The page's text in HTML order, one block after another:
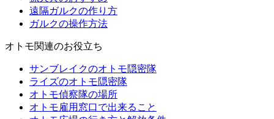
遠隔ガルクの作り方
ガルクの操作方法
オトモ関連のお役立ち
サンブレイクのオトモ隠密隊
ライズのオトモ隠密隊
オトモ偵察隊の場所
オトモ雇用窓口で出来ること